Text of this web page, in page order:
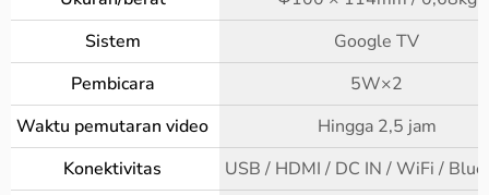
Sistem
Google TV
Pembicara
5W×2
Waktu pemutaran video
Hingga 2,5 jam
Konektivitas
USB / HDMI / DC IN / WiFi /